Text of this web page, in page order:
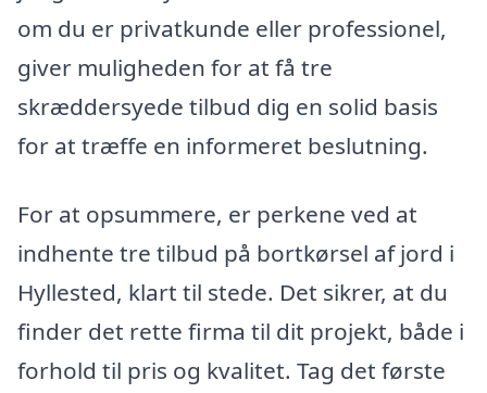
om du er privatkunde eller professionel,
giver muligheden for at få tre
skræddersyede tilbud dig en solid basis
for at træffe en informeret beslutning.
For at opsummere, er perkene ved at
indhente tre tilbud på bortkørsel af jord i
Hyllested, klart til stede. Det sikrer, at du
finder det rette firma til dit projekt, både i
forhold til pris og kvalitet. Tag det første